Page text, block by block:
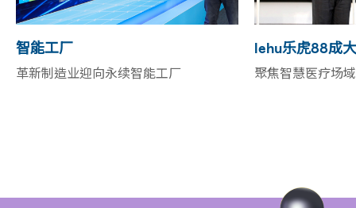
智能工厂
革新制造业迎向永续智能工厂
lehu乐虎88成
聚焦智慧医疗场